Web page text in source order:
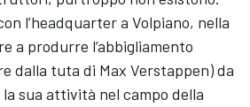
l’headquarter a Volpiano, nella
a produrre l’abbigliamento
dalla tuta di Max Verstappen) da
sua attività nel campo della